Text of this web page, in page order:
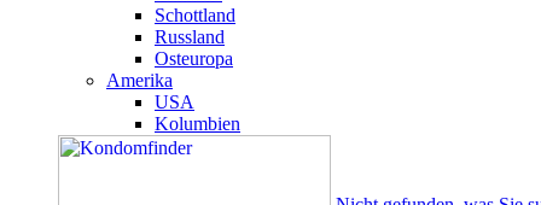
Schottland
Russland
Osteuropa
Amerika
USA
Kolumbien